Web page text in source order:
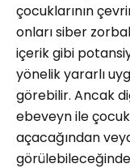
çocuklarının
onları siber
içerik gibi
yönelik yararlı
görebilir. Ancak
ebeveyn ile
açacağından